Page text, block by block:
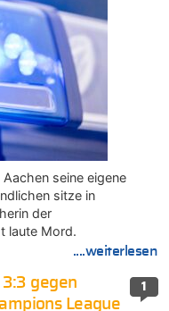
seine eigene
sitze in
der
laute Mord.
....weiterlesen
1
gegen
League